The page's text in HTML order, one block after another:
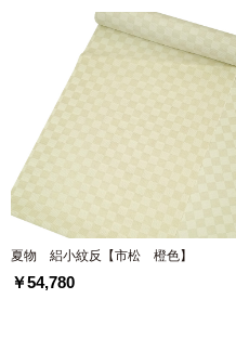
夏物 絽小紋反【市松 橙色】
￥54,780